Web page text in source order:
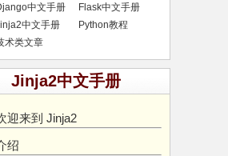
手册
中文手册
Flask中文手册
中文手册
Python教程
术类文章
Jinja2中文手册
迎来到 Jinja2
绍